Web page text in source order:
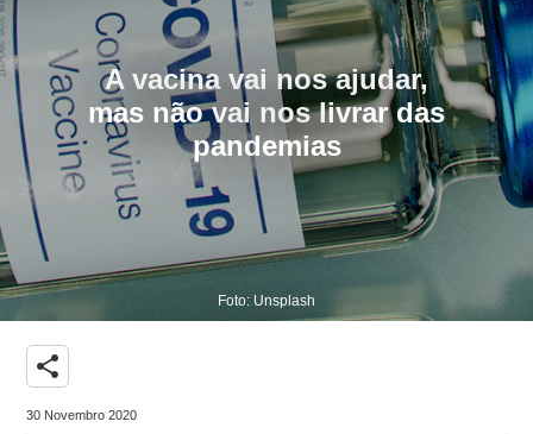
A vacina vai nos ajudar,
mas não vai nos livrar das
pandemias
Foto: Unsplash
share
30 Novembro 2020